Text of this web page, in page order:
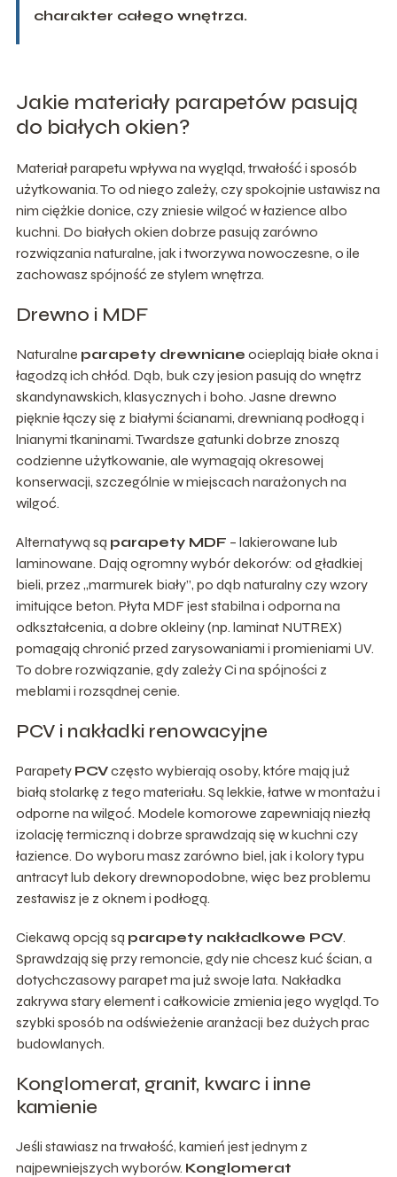
charakter całego wnętrza.
Jakie materiały parapetów pasują
do białych okien?
Materiał parapetu wpływa na wygląd, trwałość i sposób
użytkowania. To od niego zależy, czy spokojnie ustawisz na
nim ciężkie donice, czy zniesie wilgoć w łazience albo
kuchni. Do białych okien dobrze pasują zarówno
rozwiązania naturalne, jak i tworzywa nowoczesne, o ile
zachowasz spójność ze stylem wnętrza.
Drewno i MDF
Naturalne parapety drewniane ocieplają białe okna i
łagodzą ich chłód. Dąb, buk czy jesion pasują do wnętrz
skandynawskich, klasycznych i boho. Jasne drewno
pięknie łączy się z białymi ścianami, drewnianą podłogą i
lnianymi tkaninami. Twardsze gatunki dobrze znoszą
codzienne użytkowanie, ale wymagają okresowej
konserwacji, szczególnie w miejscach narażonych na
wilgoć.
Alternatywą są parapety MDF – lakierowane lub
laminowane. Dają ogromny wybór dekorów: od gładkiej
bieli, przez „marmurek biały”, po dąb naturalny czy wzory
imitujące beton. Płyta MDF jest stabilna i odporna na
odkształcenia, a dobre okleiny (np. laminat NUTREX)
pomagają chronić przed zarysowaniami i promieniami UV.
To dobre rozwiązanie, gdy zależy Ci na spójności z
meblami i rozsądnej cenie.
PCV i nakładki renowacyjne
Parapety PCVczęsto wybierają osoby, które mają już
białą stolarkę z tego materiału. Są lekkie, łatwe w montażu i
odporne na wilgoć. Modele komorowe zapewniają niezłą
izolację termiczną i dobrze sprawdzają się w kuchni czy
łazience. Do wyboru masz zarówno biel, jak i kolory typu
antracyt lub dekory drewnopodobne, więc bez problemu
zestawisz je z oknem i podłogą.
Ciekawą opcją są parapety nakładkowe PCV.
Sprawdzają się przy remoncie, gdy nie chcesz kuć ścian, a
dotychczasowy parapet ma już swoje lata. Nakładka
zakrywa stary element i całkowicie zmienia jego wygląd. To
szybki sposób na odświeżenie aranżacji bez dużych prac
budowlanych.
Konglomerat, granit, kwarc i inne
kamienie
Jeśli stawiasz na trwałość, kamień jest jednym z
najpewniejszych wyborów. Konglomerat